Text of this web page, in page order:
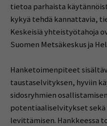
tietoa parhaista
kykyä tehdä kannattavia,
Keskeisiä yhteistyötahoja
Suomen Metsäkeskus ja
Hanketoimenpiteet
taustaselvityksen, hyviin
sidosryhmien
potentiaaliselvitykset
levittämisen. Hankkeessa